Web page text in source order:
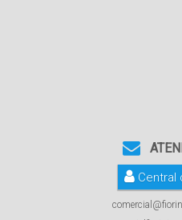
Central